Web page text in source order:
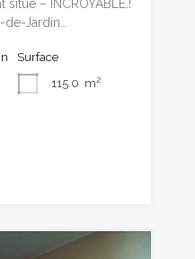
– INCROYABLE.!
Jardin…
Surface
115.0 m²